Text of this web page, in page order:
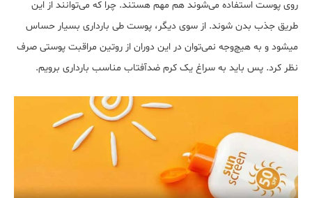
روی پوست استفاده می‌شوند هم مهم هستند. چرا که می‌توانند از این
طریق جذب بدن شوند. از سوی دیگر، پوست طی بارداری بسیار حساس
می‎شود و به هیچ‌وجه نمی‌توان در این دوران از روتین مراقبت پوستی صرف
نظر کرد. پس باید به سراغ یک کرم ضدآفتاب مناسب بارداری برویم.